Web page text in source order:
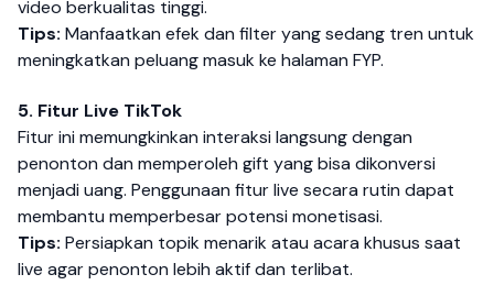
video berkualitas tinggi.
Tips: Manfaatkan efek dan filter yang sedang tren untuk
meningkatkan peluang masuk ke halaman FYP.
5. Fitur Live TikTok
Fitur ini memungkinkan interaksi langsung dengan
penonton dan memperoleh gift yang bisa dikonversi
menjadi uang. Penggunaan fitur live secara rutin dapat
membantu memperbesar potensi monetisasi.
Tips: Persiapkan topik menarik atau acara khusus saat
live agar penonton lebih aktif dan terlibat.